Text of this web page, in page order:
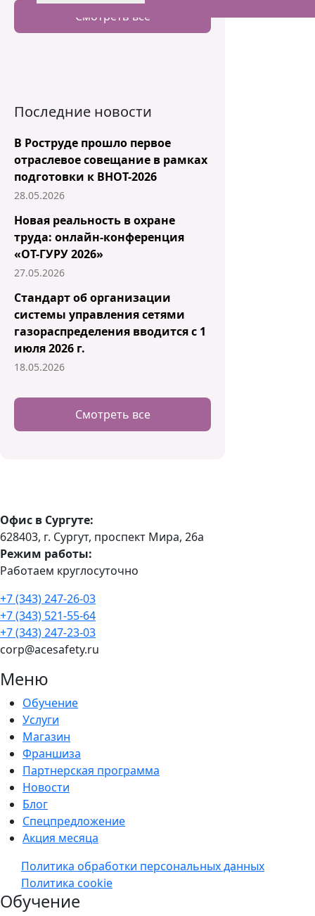
Смотреть все
Последние новости
В Роструде прошло первое
отраслевое совещание в рамках
подготовки к ВНОТ-2026
28.05.2026
Новая реальность в охране
труда: онлайн-конференция
«ОТ-ГУРУ 2026»
27.05.2026
Стандарт об организации
системы управления сетями
газораспределения вводится с 1
июля 2026 г.
18.05.2026
Смотреть все
Офис в Сургуте:
628403, г. Сургут, проспект Мира, 26а
Режим работы:
Работаем круглосуточно
+7 (343) 247-26-03
+7 (343) 521-55-64
+7 (343) 247-23-03
corp@acesafety.ru
Меню
Обучение
Услуги
Магазин
Франшиза
Партнерская программа
Новости
Блог
Спецпредложение
Акция месяца
Политика обработки персональных данных
Политика cookie
Обучение